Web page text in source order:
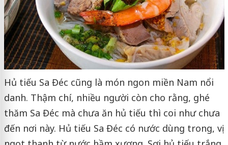
Hủ tiếu Sa Đéc cũng là món ngon miền Nam nổi
danh. Thậm chí, nhiều người còn cho rằng, ghé
thăm Sa Đéc mà chưa ăn hủ tiếu thì coi như chưa
đến nơi này. Hủ tiếu Sa Đéc có nước dùng trong, vị